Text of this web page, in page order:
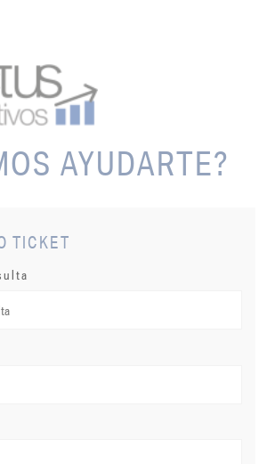
AYUDARTE?
TICKET